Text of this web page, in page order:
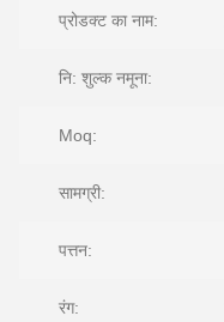
प्रोडक्ट का नाम:
नि: शुल्क नमूना:
Moq:
सामग्री:
पत्तन:
रंग: